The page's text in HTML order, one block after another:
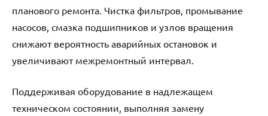
планового ремонта. Чистка фильтров, промывание
насосов, смазка подшипников и узлов вращения
снижают вероятность аварийных остановок и
увеличивают межремонтный интервал.
Поддерживая оборудование в надлежащем
техническом состоянии, выполняя замену